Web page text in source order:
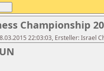
Championship
22:03:03, Ersteller: Israel